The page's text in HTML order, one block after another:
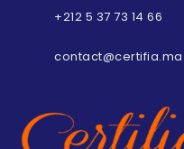
+212 5 37 73 14 66
contact@certifia.ma